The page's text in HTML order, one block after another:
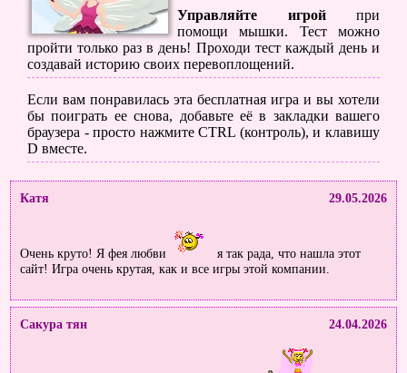
Управляйте игройпри
помощи мышки. Тест можно
пройти только раз в день! Проходи тест каждый день и
создавай историю своих перевоплощений.
Если вам понравилась эта бесплатная игра и вы хотели
бы поиграть ее снова, добавьте её в закладки вашего
браузера - просто нажмите CTRL (контроль), и клавишу
D вместе.
Катя 29.05.2026
Очень круто! Я фея любви
я так рада, что нашла этот
сайт! Игра очень крутая, как и все игры этой компании.
Сакура тян 24.04.2026